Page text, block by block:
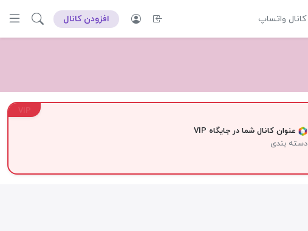
کانال واتساپ افزودن کانال
VIP
عنوان کانال شما در جایگاه VIP
دسته بندی